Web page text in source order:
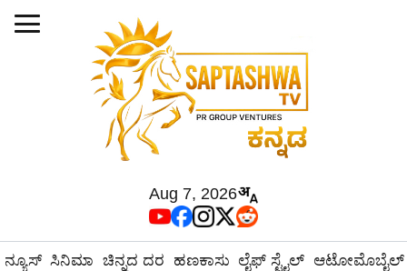
Aug 7, 2026
ನ್ಯೂಸ್ ಸಿನಿಮಾ ಚಿನ್ನದ ದರ ಹಣಕಾಸು ಲೈಫ್ ಸ್ಟೈಲ್ ಆಟೋಮೊಬೈಲ್